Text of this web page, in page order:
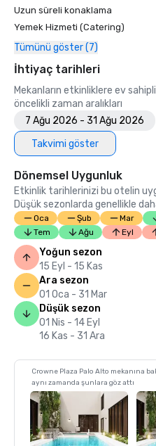
Uzun süreli konaklama
Yemek Hizmeti (Catering)
Tümünü göster (7)
İhtiyaç tarihleri
Mekanların etkinliklere ev
öncelikli zaman aralıkları
7 Ağu 2026 - 31 Ağu 2026
Takvimi göster
Dönemsel Uygunluk
Etkinlik tarihlerinizi bu otelin
Düşük sezonlarda genellikle
Oca Şub Mar
Tem
Ağu Eyl
Yoğun sezon
15 Eyl - 15 Kas
Ara sezon
01 Oca - 31 Mar
Düşük sezon
01 Nis - 14 Eyl
16 Kas - 31 Ara
Crowne Plaza Palo Alto mekanına
aynı zamanda şunlara göz attı